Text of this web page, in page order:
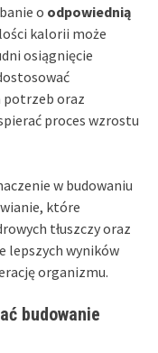
o odpowiednią
kalorii może
osiągnięcie
potrzeb oraz
proces wzrostu
w budowaniu
które
tłuszczy oraz
lepszych wyników
organizmu.
budowanie